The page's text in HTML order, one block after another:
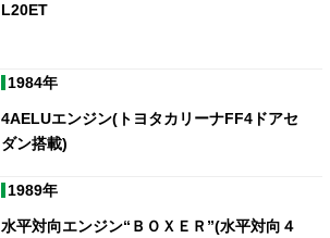
L20ET
1984年
4AELUエンジン(トヨタカリーナFF4ドアセ
ダン搭載)
1989年
水平対向エンジン“ＢＯＸＥＲ”(水平対向４